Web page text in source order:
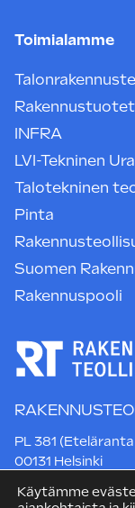
Toimialamme
INFRA
LVI-Tekninen
Talotekninen
Pinta
Suomen
Rakennuspooli
PL 381 (Eteläranta
00131 Helsinki
Käytämme